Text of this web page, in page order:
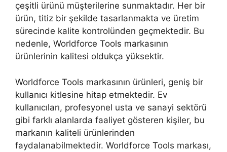
çeşitli ürünü müşterilerine sunmaktadır. Her bir
ürün, titiz bir şekilde tasarlanmakta ve üretim
sürecinde kalite kontrolünden geçmektedir. Bu
nedenle, Worldforce Tools markasının
ürünlerinin kalitesi oldukça yüksektir.
Worldforce Tools markasının ürünleri, geniş bir
kullanıcı kitlesine hitap etmektedir. Ev
kullanıcıları, profesyonel usta ve sanayi sektörü
gibi farklı alanlarda faaliyet gösteren kişiler, bu
markanın kaliteli ürünlerinden
faydalanabilmektedir. Worldforce Tools markası,